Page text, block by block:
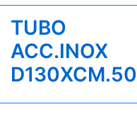
TUBO
ACC.INOX
D130XCM.50